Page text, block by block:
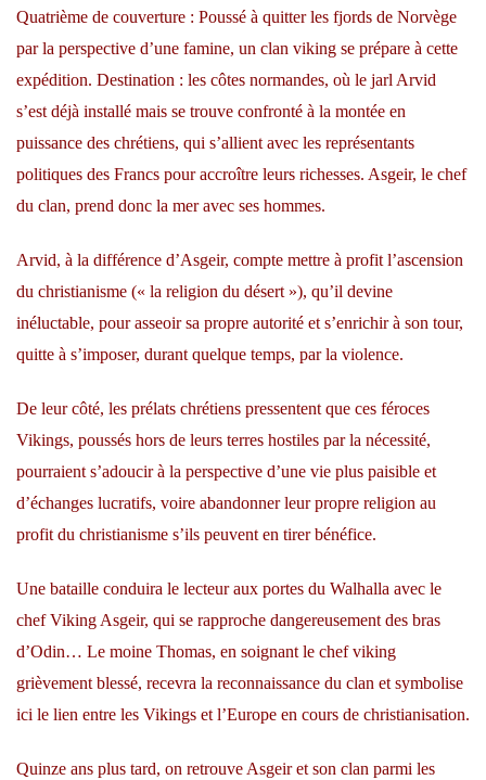
Quatrième de couverture : Poussé à quitter les fjords de Norvège
par la perspective d’une famine, un clan viking se prépare à cette
expédition. Destination : les côtes normandes, où le jarl Arvid
s’est déjà installé mais se trouve confronté à la montée en
puissance des chrétiens, qui s’allient avec les représentants
politiques des Francs pour accroître leurs richesses. Asgeir, le chef
du clan, prend donc la mer avec ses hommes.
Arvid, à la différence d’Asgeir, compte mettre à profit l’ascension
du christianisme (« la religion du désert »), qu’il devine
inéluctable, pour asseoir sa propre autorité et s’enrichir à son tour,
quitte à s’imposer, durant quelque temps, par la violence.
De leur côté, les prélats chrétiens pressentent que ces féroces
Vikings, poussés hors de leurs terres hostiles par la nécessité,
pourraient s’adoucir à la perspective d’une vie plus paisible et
d’échanges lucratifs, voire abandonner leur propre religion au
profit du christianisme s’ils peuvent en tirer bénéfice.
Une bataille conduira le lecteur aux portes du Walhalla avec le
chef Viking Asgeir, qui se rapproche dangereusement des bras
d’Odin… Le moine Thomas, en soignant le chef viking
grièvement blessé, recevra la reconnaissance du clan et symbolise
ici le lien entre les Vikings et l’Europe en cours de christianisation.
Quinze ans plus tard, on retrouve Asgeir et son clan parmi les